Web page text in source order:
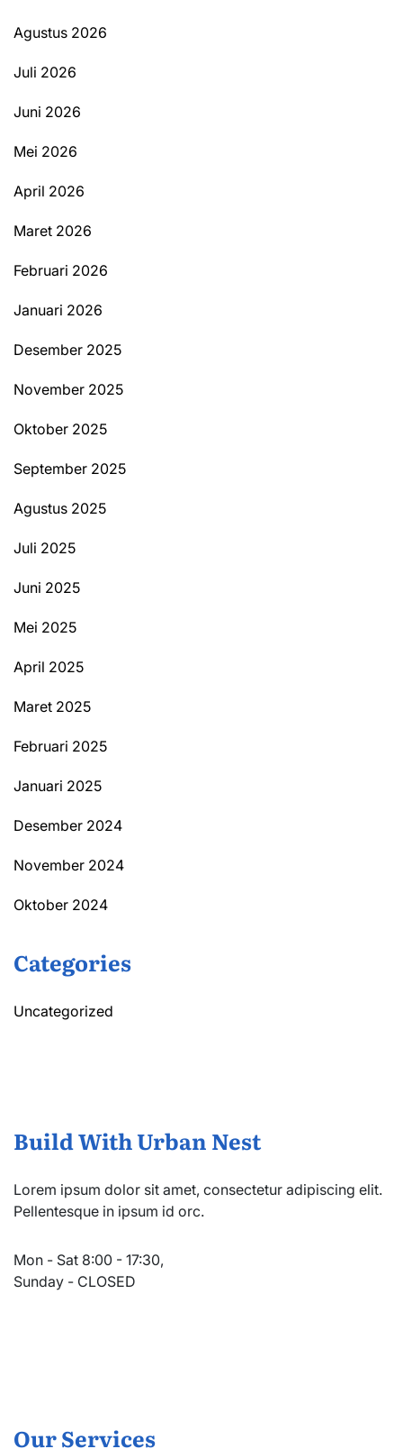
Agustus 2026
Juli 2026
Juni 2026
Mei 2026
April 2026
Maret 2026
Februari 2026
Januari 2026
Desember 2025
November 2025
Oktober 2025
September 2025
Agustus 2025
Juli 2025
Juni 2025
Mei 2025
April 2025
Maret 2025
Februari 2025
Januari 2025
Desember 2024
November 2024
Oktober 2024
Categories
Uncategorized
Build With Urban Nest
Lorem ipsum dolor sit amet, consectetur adipiscing elit.
Pellentesque in ipsum id orc.
Mon - Sat 8:00 - 17:30,
Sunday - CLOSED
Our Services